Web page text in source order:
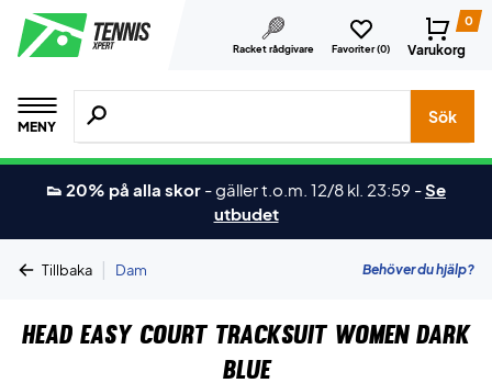
Racket rådgivare Favoriter (0)
0
Varukorg
MENY
Sök efter produkter, märken osv.
Sök
👟 20% på alla skor -gäller t.o.m. 12/8 kl. 23:59 -Se
utbudet
Tillbaka | Dam Behöver du hjälp?
Head Easy Court Tracksuit Women Dark
Blue